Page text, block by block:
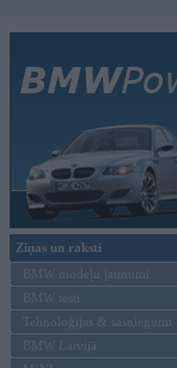
Ziņas un raksti
BMW modeļu jaunumi
BMW testi
Tehnoloģijas & sasniegumi
BMW Latvijā